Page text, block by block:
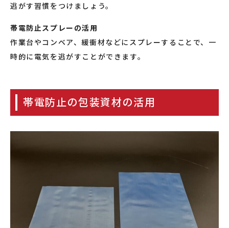
逃がす習慣をつけましょう。
帯電防止スプレーの活用
作業台やコンベア、緩衝材などにスプレーすることで、一
時的に電気を逃がすことができます。
帯電防止の包装資材の活用